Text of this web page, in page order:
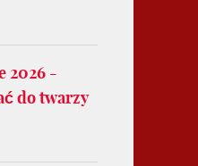
2026 -
do twarzy